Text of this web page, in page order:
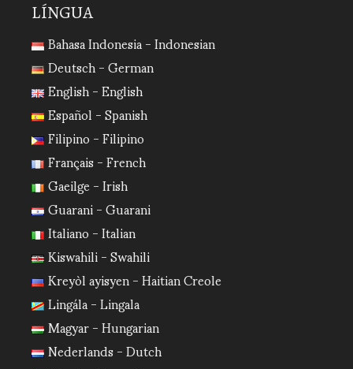
LÍNGUA
Bahasa Indonesia - Indonesian
Deutsch - German
English - English
Español - Spanish
Filipino - Filipino
Français - French
Gaeilge - Irish
Guarani - Guarani
Italiano - Italian
Kiswahili - Swahili
Kreyòl ayisyen - Haitian Creole
Lingála - Lingala
Magyar - Hungarian
Nederlands - Dutch